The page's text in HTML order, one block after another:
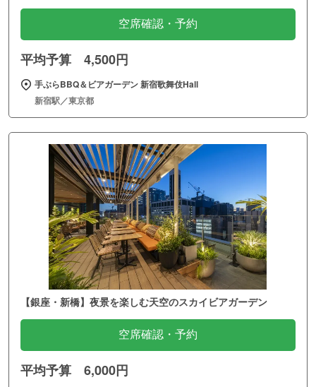
空席確認・予約
平均予算 4,500円
手ぶらBBQ＆ビアガーデン 新宿歌舞伎Hall
新宿駅／東京都
【銀座・新橋】夜景を楽しむ天空のスカイビアガーデン
空席確認・予約
平均予算 6,000円